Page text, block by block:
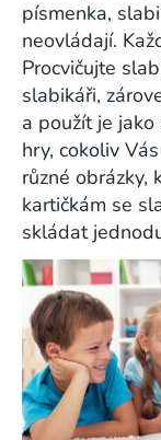
písmenka,
neovládají.
Procvičujte
slabikáři,
a použít je
hry, cokoliv
různé obrázky,
kartičkám se
skládat